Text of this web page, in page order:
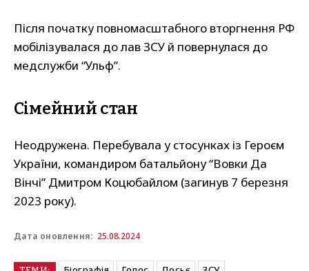
Після початку повномасштабного вторгнення РФ
мобілізувалася до лав ЗСУ й повернулася до
медслужби “Ульф”.
Сімейний стан
Неодружена. Перебувала у стосунках із Героєм
України, командиром батальйону “Вовки Да
Вінчі” Дмитром Коцюбайлом (загинув 7 березня
2023 року).
Дата оновлення: 25.08.2024